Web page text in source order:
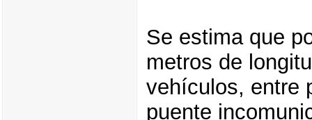
Se estima que
metros de
vehículos, entre
puente